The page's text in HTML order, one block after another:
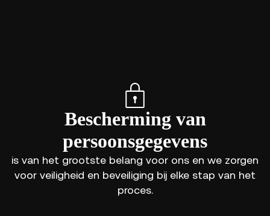
Bescherming van
persoonsgegevens
is van het grootste belang voor ons en we zorgen
voor veiligheid en beveiliging bij elke stap van het
proces.